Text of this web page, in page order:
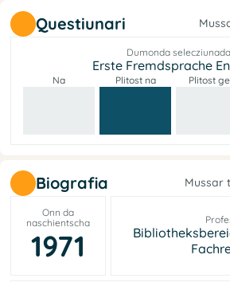
Questiunari
Dumonda selecziunada
Erste Fremdsprache
Na Plitost na Plitost
Biografia Mussar
Onn da
naschientscha
1971